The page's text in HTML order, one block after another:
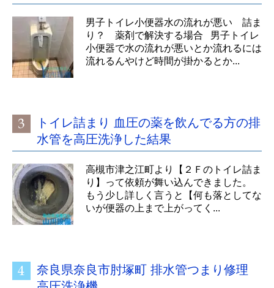
男子トイレ小便器水の流れが悪い 詰ま
り？ 薬剤で解決する場合 男子トイレ
小便器で水の流れが悪いとか流れるには
流れるんやけど時間が掛かるとか...
トイレ詰まり 血圧の薬を飲んでる方の排
水管を高圧洗浄した結果
高槻市津之江町より【２Ｆのトイレ詰ま
り】って依頼が舞い込んできました。
もう少し詳しく言うと【何も落としてな
いが便器の上まで上がってく...
奈良県奈良市肘塚町 排水管つまり修理